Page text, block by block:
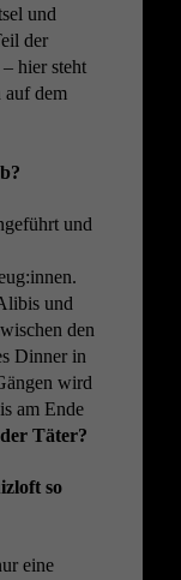
und
der
hier steht
dem
und
und
den
Dinner in
wird
am Ende
Täter?
so
eine